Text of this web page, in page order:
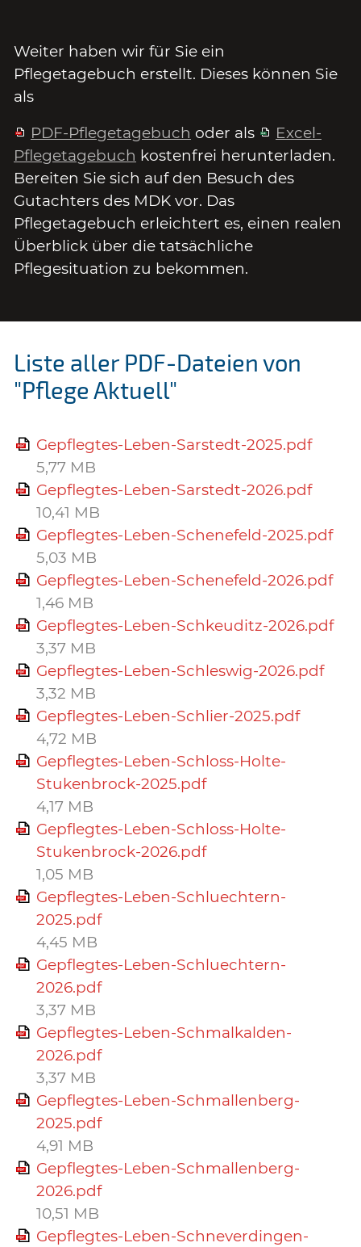
Weiter haben wir für Sie ein
Pflegetagebuch erstellt. Dieses können Sie
als
PDF-Pflegetagebuch oder als
Excel-
Pflegetagebuch kostenfrei herunterladen.
Bereiten Sie sich auf den Besuch des
Gutachters des MDK vor. Das
Pflegetagebuch erleichtert es, einen realen
Überblick über die tatsächliche
Pflegesituation zu bekommen.
Liste aller PDF-Dateien von
"Pflege Aktuell"
Gepflegtes-Leben-Sarstedt-2025.pdf
5,77 MB
Gepflegtes-Leben-Sarstedt-2026.pdf
10,41 MB
Gepflegtes-Leben-Schenefeld-2025.pdf
5,03 MB
Gepflegtes-Leben-Schenefeld-2026.pdf
1,46 MB
Gepflegtes-Leben-Schkeuditz-2026.pdf
3,37 MB
Gepflegtes-Leben-Schleswig-2026.pdf
3,32 MB
Gepflegtes-Leben-Schlier-2025.pdf
4,72 MB
Gepflegtes-Leben-Schloss-Holte-
Stukenbrock-2025.pdf
4,17 MB
Gepflegtes-Leben-Schloss-Holte-
Stukenbrock-2026.pdf
1,05 MB
Gepflegtes-Leben-Schluechtern-
2025.pdf
4,45 MB
Gepflegtes-Leben-Schluechtern-
2026.pdf
3,37 MB
Gepflegtes-Leben-Schmalkalden-
2026.pdf
3,37 MB
Gepflegtes-Leben-Schmallenberg-
2025.pdf
4,91 MB
Gepflegtes-Leben-Schmallenberg-
2026.pdf
10,51 MB
Gepflegtes-Leben-Schneverdingen-